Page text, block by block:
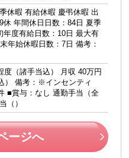
休暇 有給休暇 慶弔休暇 出
休 年間休日日数：84日 夏季
年度有給日数：10日 最大有
年始休暇日数：7日 備考：
度（諸手当込） 月収 40万円
） 備考：※インセンティ
■賞与：なし 通勤手当（全
（）
ージへ